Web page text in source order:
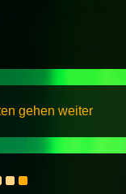
gehen weiter